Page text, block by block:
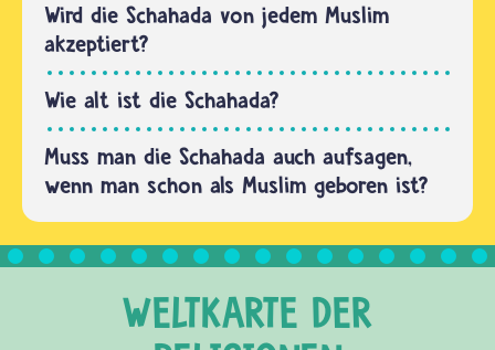
Wird die Schahada von jedem Muslim
akzeptiert?
Wie alt ist die Schahada?
Muss man die Schahada auch aufsagen,
wenn man schon als Muslim geboren ist?